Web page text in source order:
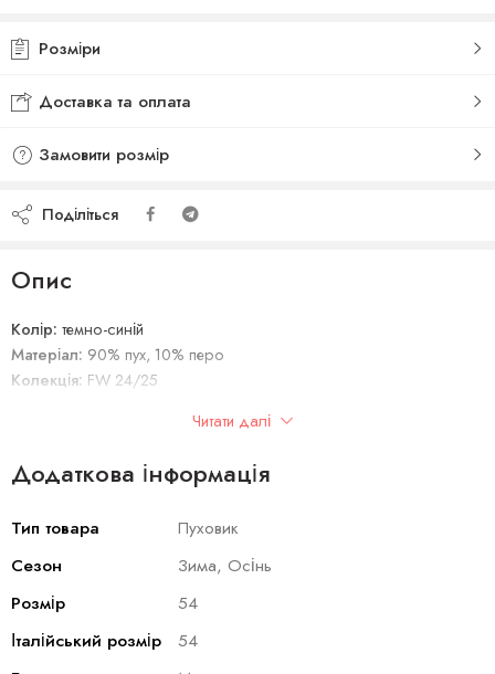
Розміри
Доставка та оплата
Замовити розмір
Поділіться
Опис
Колір: темно-синій
Матеріал: 90% пух, 10% перо
Колекція: FW 24/25
Читати далі
Додаткова інформація
Тип товара
Пуховик
Сезон
Зима, Осінь
Розмір
54
Італійський розмір
54